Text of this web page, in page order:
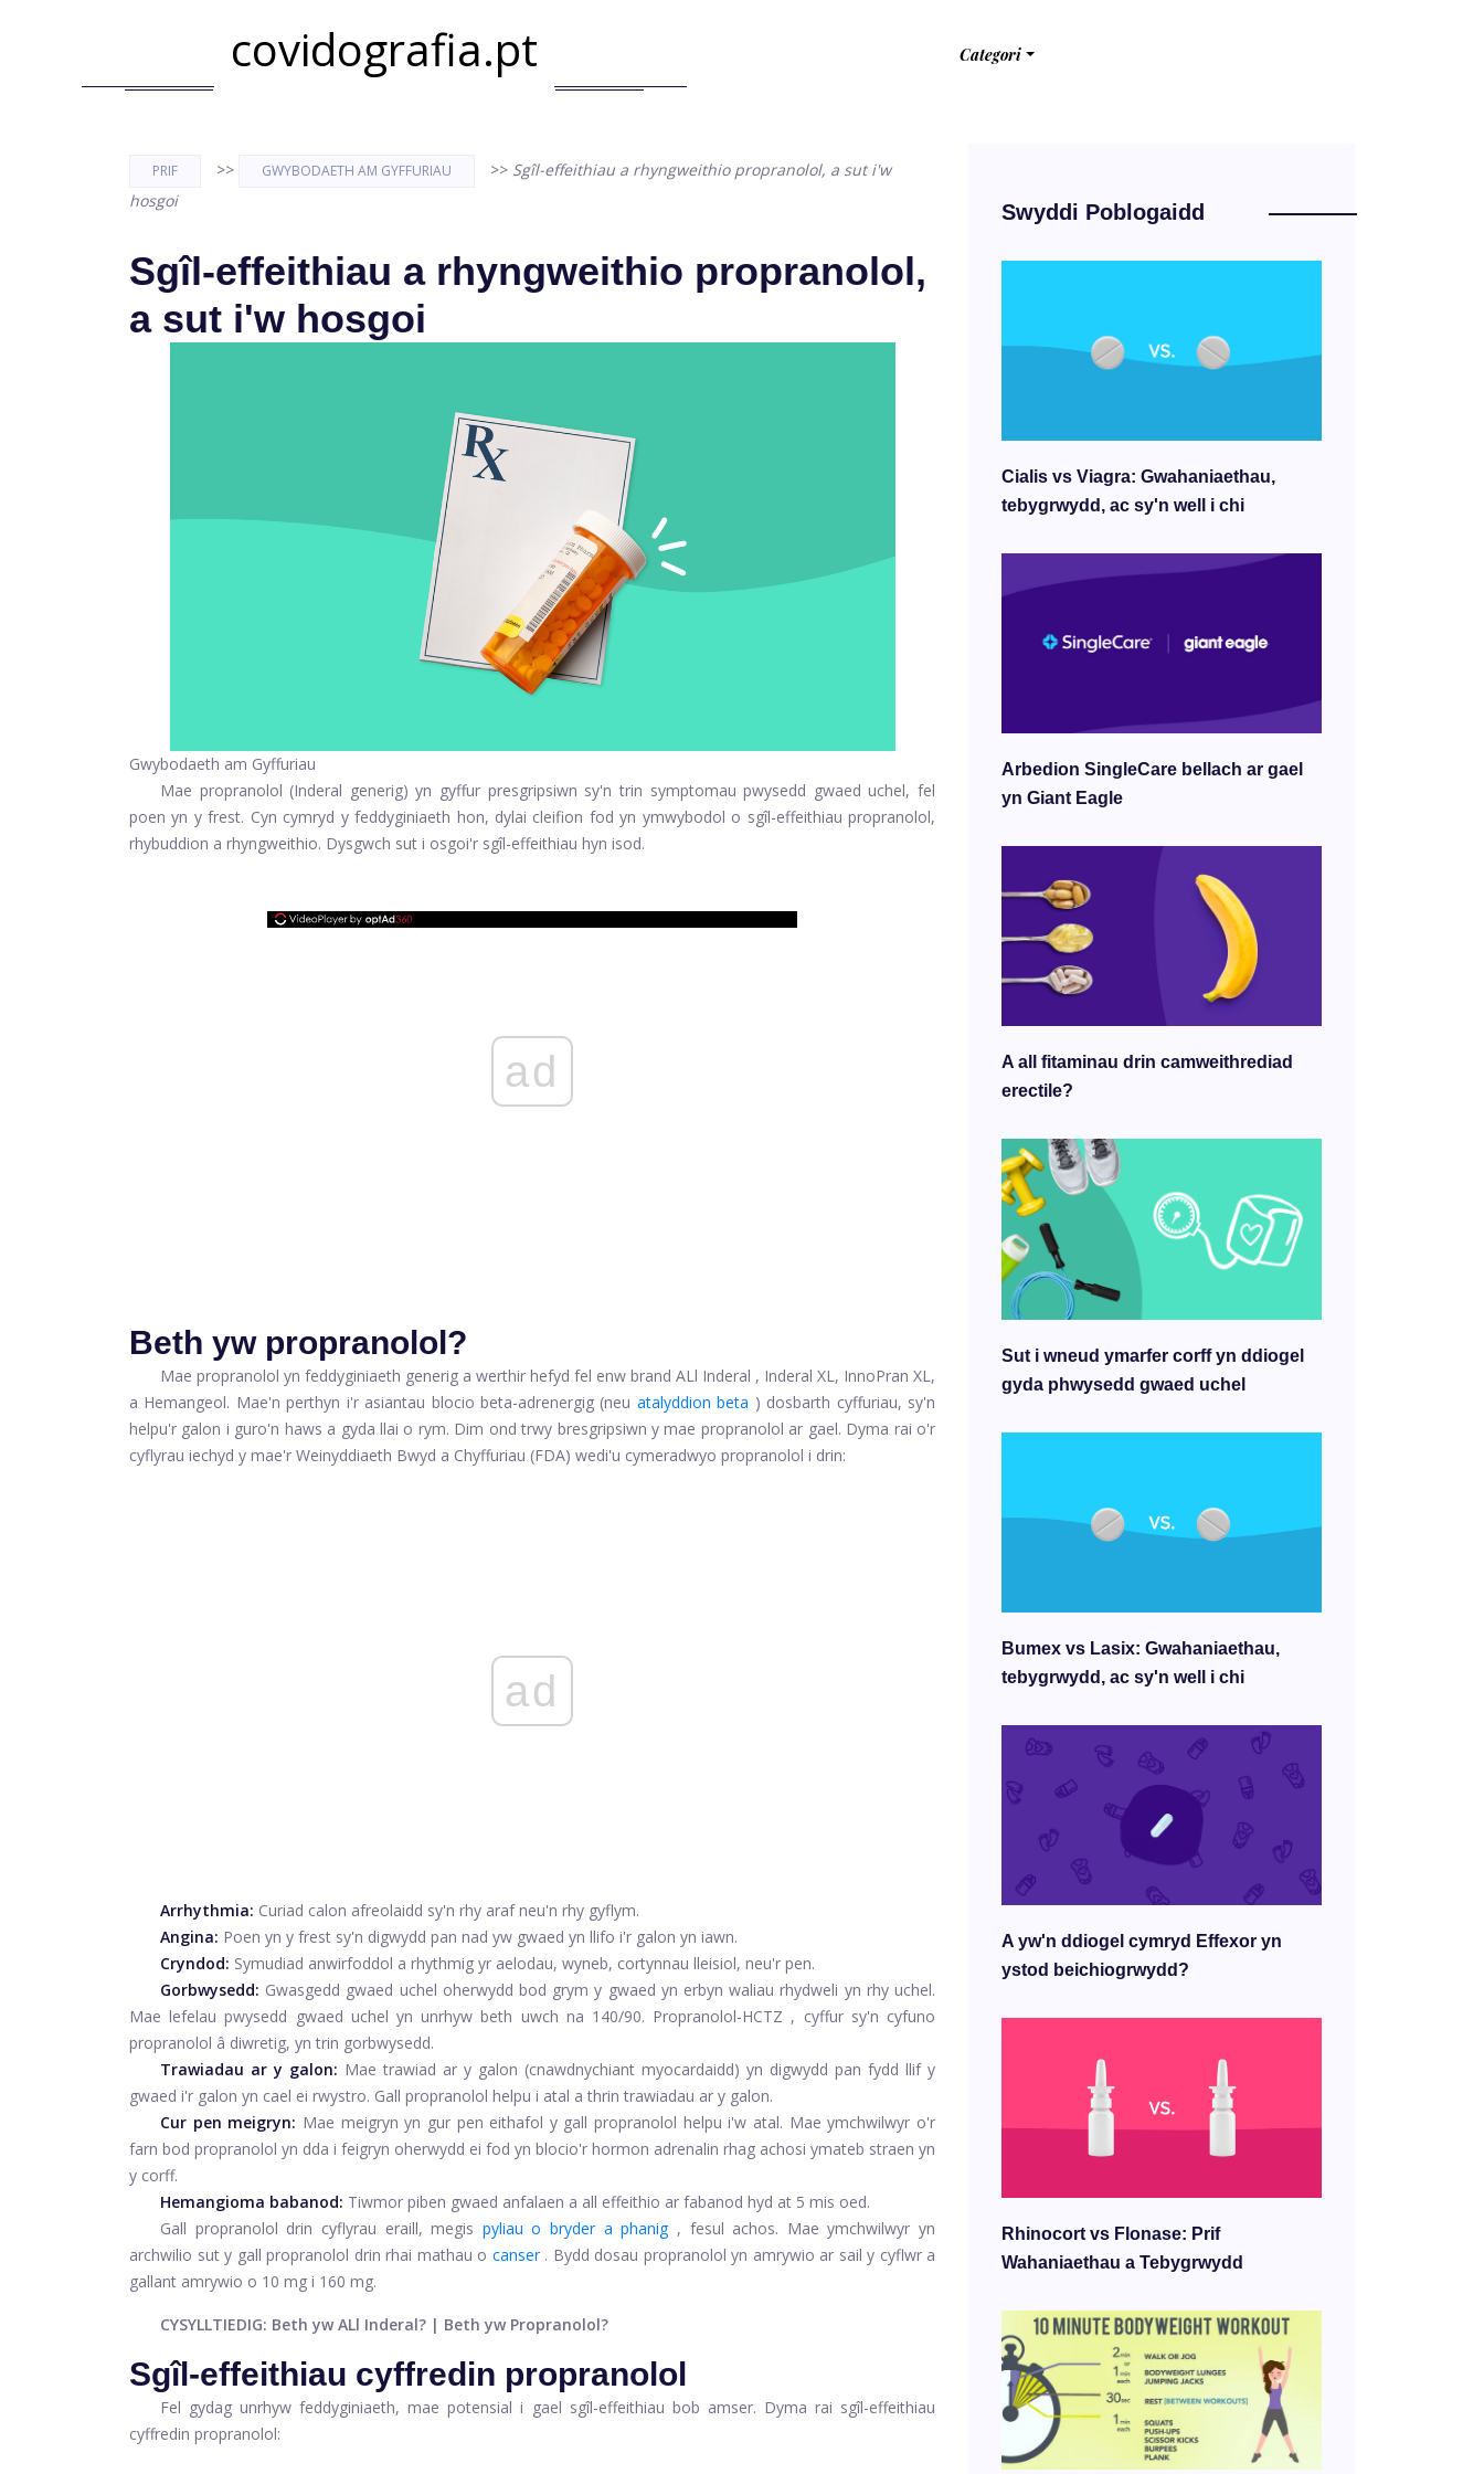
covidografia.pt Categori
PRIF >> GWYBODAETH AM GYFFURIAU >> Sgîl-effeithiau a rhyngweithio propranolol, a sut i'w
hosgoi
Sgîl-effeithiau a rhyngweithio propranolol,
a sut i'w hosgoi
Gwybodaeth am Gyffuriau
Mae propranolol (Inderal generig) yn gyffur presgripsiwn sy'n trin symptomau pwysedd gwaed uchel, fel
poen yn y frest. Cyn cymryd y feddyginiaeth hon, dylai cleifion fod yn ymwybodol o sgîl-effeithiau propranolol,
rhybuddion a rhyngweithio. Dysgwch sut i osgoi'r sgîl-effeithiau hyn isod.
ad
Beth yw propranolol?
Mae propranolol yn feddyginiaeth generig a werthir hefyd fel enw brand ALl Inderal , Inderal XL, InnoPran XL,
a Hemangeol. Mae'n perthyn i'r asiantau blocio beta-adrenergig (neu atalyddion beta ) dosbarth cyffuriau, sy'n
helpu'r galon i guro'n haws a gyda llai o rym. Dim ond trwy bresgripsiwn y mae propranolol ar gael. Dyma rai o'r
cyflyrau iechyd y mae'r Weinyddiaeth Bwyd a Chyffuriau (FDA) wedi'u cymeradwyo propranolol i drin:
ad
Arrhythmia: Curiad calon afreolaidd sy'n rhy araf neu'n rhy gyflym.
Angina: Poen yn y frest sy'n digwydd pan nad yw gwaed yn llifo i'r galon yn iawn.
Cryndod: Symudiad anwirfoddol a rhythmig yr aelodau, wyneb, cortynnau lleisiol, neu'r pen.
Gorbwysedd: Gwasgedd gwaed uchel oherwydd bod grym y gwaed yn erbyn waliau rhydweli yn rhy uchel.
Mae lefelau pwysedd gwaed uchel yn unrhyw beth uwch na 140/90. Propranolol-HCTZ , cyffur sy'n cyfuno
propranolol â diwretig, yn trin gorbwysedd.
Trawiadau ar y galon: Mae trawiad ar y galon (cnawdnychiant myocardaidd) yn digwydd pan fydd llif y
gwaed i'r galon yn cael ei rwystro. Gall propranolol helpu i atal a thrin trawiadau ar y galon.
Cur pen meigryn: Mae meigryn yn gur pen eithafol y gall propranolol helpu i'w atal. Mae ymchwilwyr o'r
farn bod propranolol yn dda i feigryn oherwydd ei fod yn blocio'r hormon adrenalin rhag achosi ymateb straen yn
y corff.
Hemangioma babanod: Tiwmor piben gwaed anfalaen a all effeithio ar fabanod hyd at 5 mis oed.
Gall propranolol drin cyflyrau eraill, megis pyliau o bryder a phanig , fesul achos. Mae ymchwilwyr yn
archwilio sut y gall propranolol drin rhai mathau o canser . Bydd dosau propranolol yn amrywio ar sail y cyflwr a
gallant amrywio o 10 mg i 160 mg.
CYSYLLTIEDIG: Beth yw ALl Inderal? | Beth yw Propranolol?
Sgîl-effeithiau cyffredin propranolol
Fel gydag unrhyw feddyginiaeth, mae potensial i gael sgîl-effeithiau bob amser. Dyma rai sgîl-effeithiau
cyffredin propranolol:
Swyddi Poblogaidd
Cialis vs Viagra: Gwahaniaethau,
tebygrwydd, ac sy'n well i chi
Arbedion SingleCare bellach ar gael
yn Giant Eagle
A all fitaminau drin camweithrediad
erectile?
Sut i wneud ymarfer corff yn ddiogel
gyda phwysedd gwaed uchel
Bumex vs Lasix: Gwahaniaethau,
tebygrwydd, ac sy'n well i chi
A yw'n ddiogel cymryd Effexor yn
ystod beichiogrwydd?
Rhinocort vs Flonase: Prif
Wahaniaethau a Tebygrwydd